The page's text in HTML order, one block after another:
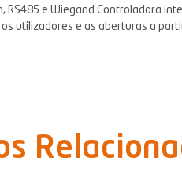
RS485 e Wiegand Controladora
utilizadores e as aberturas a